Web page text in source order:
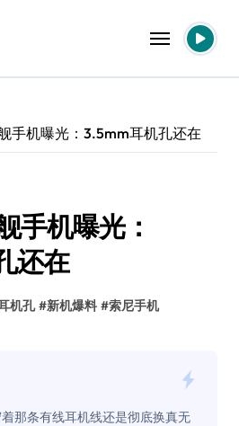
手机曝光：3.5mm耳机孔还在
手机曝光：
还在
机孔 #新机爆料 #索尼手机
那条有线耳机线还是彻底换真无